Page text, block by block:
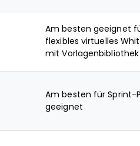
Am besten geeignet
flexibles virtuelles
mit Vorlagenbibliothek
Am besten für Sprint-
geeignet